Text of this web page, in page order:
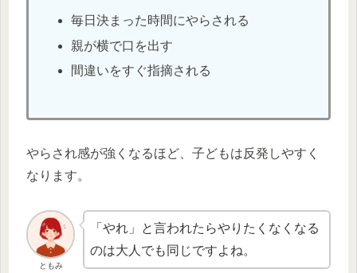
毎日決まった時間にやらされる
親が横で口を出す
間違いをすぐ指摘される
やらされ感が強くなるほど、子どもは反発しやすく
なります。
ともみ
「やれ」と言われたらやりたくなくなる
のは大人でも同じですよね。